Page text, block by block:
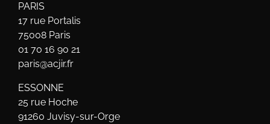
PARIS
17 rue Portalis
75008 Paris
01 70 16 90 21
paris@acjir.fr
ESSONNE
25 rue Hoche
91260 Juvisy-sur-Orge